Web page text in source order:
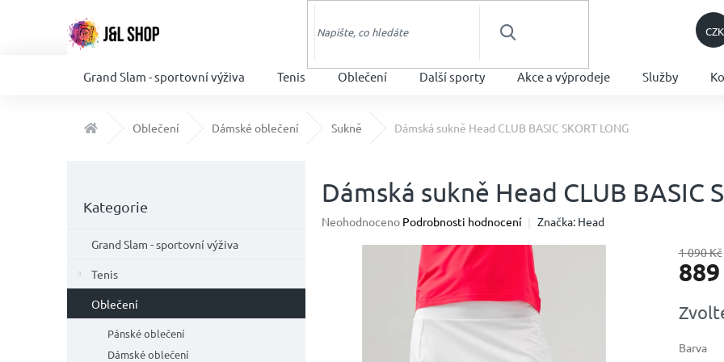
CZK
HLEDAT
Grand Slam - sportovní výživa Tenis Oblečení Další sporty Akce a výprodeje Služby
Domů Oblečení Dámské oblečení Sukně Dámská sukně Head CLUB BASIC SKORT LONG
n
kategorie
Kategorie
Grand Slam - sportovní výživa
Tenis
Oblečení
Pánské oblečení
Dámské oblečení
Dámská sukně Head CLUB BASIC
Průměrné
Neohodnoceno Podrobnosti hodnocení Značka: Head
1 090 Kč
cena:
Barva